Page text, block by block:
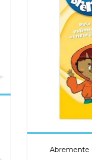
Abremente